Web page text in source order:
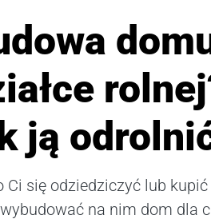
ją
Ci się odziedziczyć lub
na nim dom dla